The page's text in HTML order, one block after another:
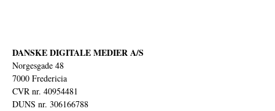
DANSKE DIGITALE MEDIER A/S
Norgesgade 48
7000 Fredericia
CVR nr. 40954481
DUNS nr. 306166788